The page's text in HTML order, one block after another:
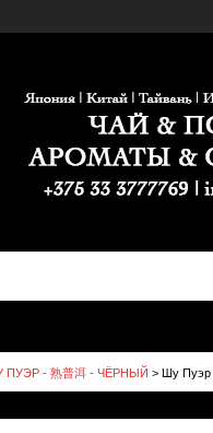
ПУЭР - 熟普洱 - ЧЁРНЫЙ > Шу Пуэр